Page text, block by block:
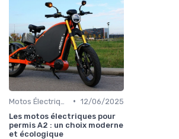
• 12/06/2025
Les motos électriques pour
permis A2 : un choix moderne
et écologique